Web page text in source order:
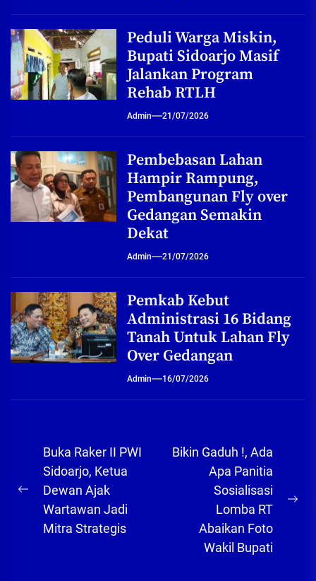
Peduli Warga Miskin,
Bupati Sidoarjo Masif
Jalankan Program
Rehab RTLH
Admin 21/07/2026
Pembebasan Lahan
Hampir Rampung,
Pembangunan Fly over
Gedangan Semakin
Dekat
Admin 21/07/2026
Pemkab Kebut
Administrasi 16 Bidang
Tanah Untuk Lahan Fly
Over Gedangan
Admin 16/07/2026
Navigasi
pos
Previous
Buka Raker II PWI
Sidoarjo, Ketua
Dewan Ajak
Wartawan Jadi
Mitra Strategis
Bikin Gaduh !, Ada
Apa Panitia
Sosialisasi
Lomba RT
Abaikan Foto
Wakil Bupati